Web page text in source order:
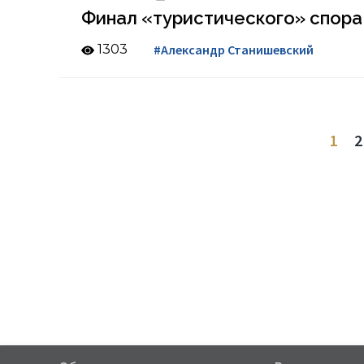
Финал «туристического» спора
1303 #Александр Станишевский
1 2